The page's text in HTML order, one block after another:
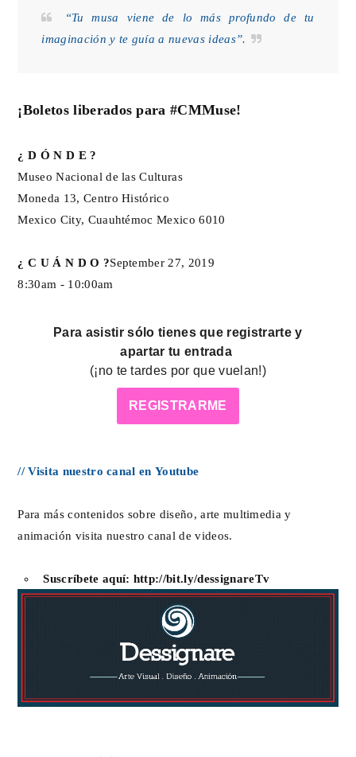
“Tu musa viene de lo más profundo de tu
imaginación y te guía a nuevas ideas”.
¡Boletos liberados para#CMMuse!
¿ D Ó N D E ?
Museo Nacional de las Culturas
Moneda 13, Centro Histórico
Mexico City, Cuauhtémoc Mexico 6010
¿ C U Á N D O ?September 27, 2019
8:30am - 10:00am
Para asistir sólo tienes que registrarte y
apartar tu entrada
(¡no te tardes por que vuelan!)
REGISTRARME
// Visita nuestro canal en Youtube
Para más contenidos sobre diseño, arte multimedia y
animación visita nuestro canal de videos.
Suscríbete aquí: http://bit.ly/dessignareTv